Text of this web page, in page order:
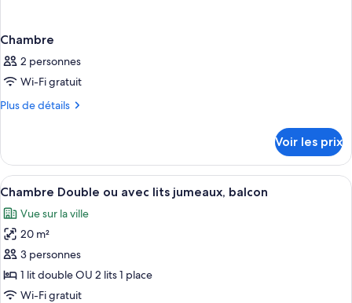
Chambre
2 personnes
Wi-Fi gratuit
Plus de détails
Plus
le
type
de
Chambre
Voir les prix
Afficher
toutes
les
photos
pour
ce
type
Une chambre d’hôtel avec un lit, un
22
Chambre Double ou avec lits jumeaux, balcon
Vue sur la ville
20 m²
3 personnes
1 lit double OU 2 lits 1 place
Wi-Fi gratuit